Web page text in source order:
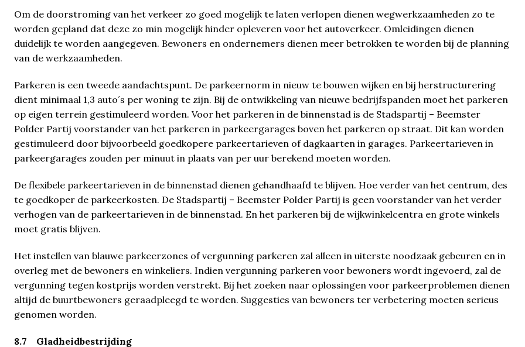
Om de doorstroming van het verkeer zo goed mogelijk te laten verlopen dienen wegwerkzaamheden zo te
worden gepland dat deze zo min mogelijk hinder opleveren voor het autoverkeer. Omleidingen dienen
duidelijk te worden aangegeven. Bewoners en ondernemers dienen meer betrokken te worden bij de planning
van de werkzaamheden.
Parkeren is een tweede aandachtspunt. De parkeernorm in nieuw te bouwen wijken en bij herstructurering
dient minimaal 1,3 auto´s per woning te zijn. Bij de ontwikkeling van nieuwe bedrijfspanden moet het parkeren
op eigen terrein gestimuleerd worden. Voor het parkeren in de binnenstad is de Stadspartij – Beemster
Polder Partij voorstander van het parkeren in parkeergarages boven het parkeren op straat. Dit kan worden
gestimuleerd door bijvoorbeeld goedkopere parkeertarieven of dagkaarten in garages. Parkeertarieven in
parkeergarages zouden per minuut in plaats van per uur berekend moeten worden.
De flexibele parkeertarieven in de binnenstad dienen gehandhaafd te blijven. Hoe verder van het centrum, des
te goedkoper de parkeerkosten. De Stadspartij – Beemster Polder Partij is geen voorstander van het verder
verhogen van de parkeertarieven in de binnenstad. En het parkeren bij de wijkwinkelcentra en grote winkels
moet gratis blijven.
Het instellen van blauwe parkeerzones of vergunning parkeren zal alleen in uiterste noodzaak gebeuren en in
overleg met de bewoners en winkeliers. Indien vergunning parkeren voor bewoners wordt ingevoerd, zal de
vergunning tegen kostprijs worden verstrekt. Bij het zoeken naar oplossingen voor parkeerproblemen dienen
altijd de buurtbewoners geraadpleegd te worden. Suggesties van bewoners ter verbetering moeten serieus
genomen worden.
8.7 Gladheidbestrijding